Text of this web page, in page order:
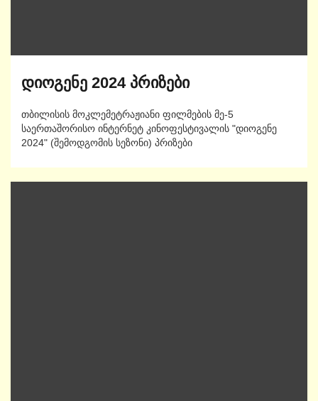
დიოგენე 2024 პრიზები
თბილისის მოკლემეტრაჟიანი ფილმების მე-5
საერთაშორისო ინტერნეტ კინოფესტივალის "დიოგენე
2024" (შემოდგომის სეზონი) პრიზები